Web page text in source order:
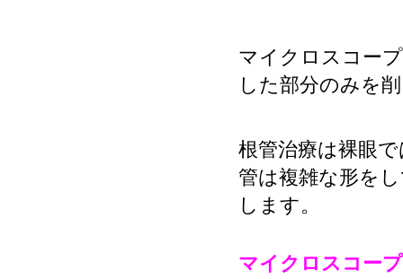
マイクロスコー
した部分のみを
根管治療は裸眼
管は複雑な形を
します。
マイクロスコー